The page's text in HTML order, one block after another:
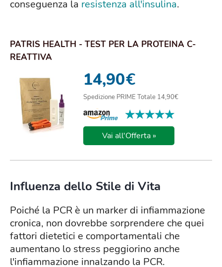
conseguenza la resistenza all'insulina.
PATRIS HEALTH - TEST PER LA PROTEINA C-
REATTIVA
14,90€
Spedizione PRIME Totale 14,90€
★★★★★
★★★★★
Vai all'Offerta »
Influenza dello Stile di Vita
Poiché la PCR è un marker di infiammazione
cronica, non dovrebbe sorprendere che quei
fattori dietetici e comportamentali che
aumentano lo stress peggiorino anche
l'infiammazione innalzando la PCR.